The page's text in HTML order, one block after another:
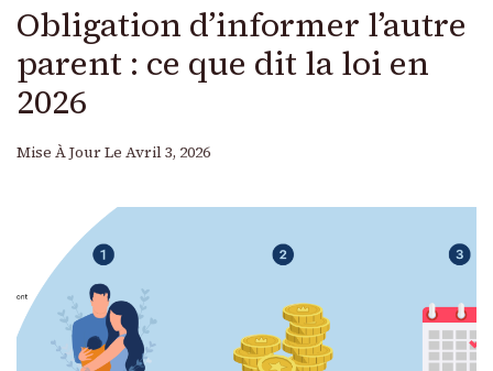
Obligation d’informer l’autre
parent : ce que dit la loi en
2026
Mise À Jour Le Avril 3, 2026